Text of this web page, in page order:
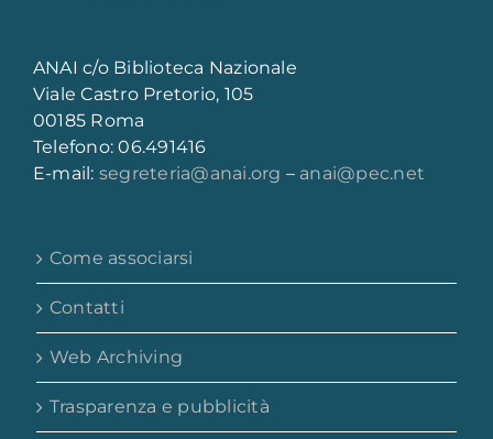
Emilia-Romagna
Friuli-Venezia Giulia
Lombardia
Marche
ANAI c/o Biblioteca Nazionale
Viale Castro Pretorio, 105
00185 Roma
Telefono: 06.491416
E-mail: segreteria@anai.org – anai@pec.net
Come associarsi
Contatti
Web Archiving
Trasparenza e pubblicità